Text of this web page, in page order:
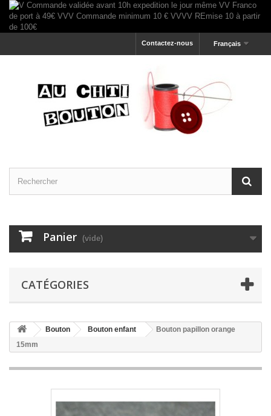
Français
Contactez-nous
Panier (vide)
CATÉGORIES
Bouton Bouton enfant
Bouton papillon orange
15mm